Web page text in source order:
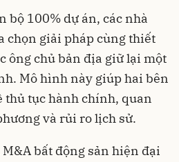
bộ 100% dự án, các nhà
chọn giải pháp cùng thiết
ông chủ bản địa giữ lại một
Mô hình này giúp hai bên
thủ tục hành chính, quan
và rủi ro lịch sử.
M&A bất động sản hiện đại